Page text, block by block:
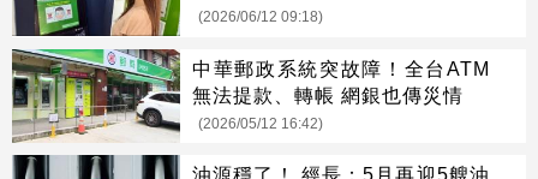
(2026/06/12 09:18)
中華郵政系統突故障！全台ATM
無法提款、轉帳 網銀也傳災情
(2026/05/12 16:42)